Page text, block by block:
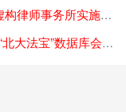
关于警惕不法分子冒充律师及虚构律师事务所实施诈骗的公告
湖律协〔2025〕16号 关于做好“北大法宝”数据库会员账号发放使用 工作的通知